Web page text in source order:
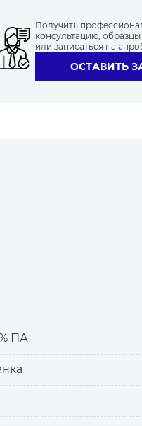
Получить
консультацию,
или записаться на
ОСТАВИТЬ
ПА